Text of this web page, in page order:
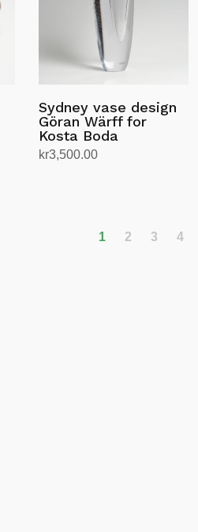
Sydney vase design
Göran Wärff for
Kosta Boda
kr3,500.00
1 2 3 4